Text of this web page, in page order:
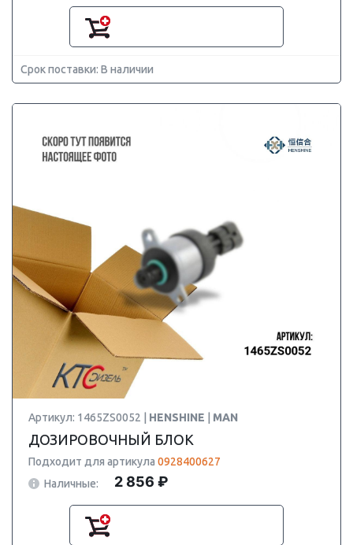
Срок поставки: В наличии
Артикул: 1465ZS0052 | HENSHINE MAN
ДОЗИРОВОЧНЫЙ БЛОК
Подходит для артикула 0928400627
Наличные:
2 856 ₽